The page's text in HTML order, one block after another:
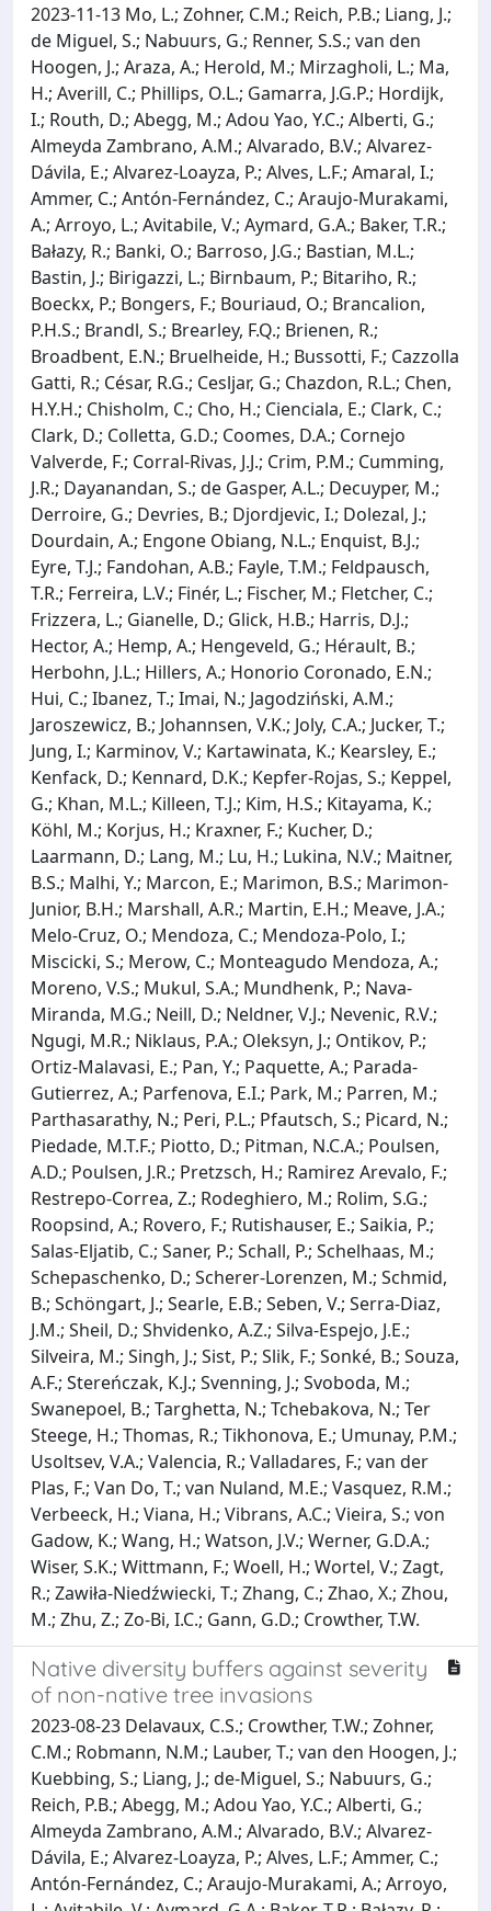
2023-11-13 Mo, L.; Zohner, C.M.; Reich, P.B.; Liang, J.;
de Miguel, S.; Nabuurs, G.; Renner, S.S.; van den
Hoogen, J.; Araza, A.; Herold, M.; Mirzagholi, L.; Ma,
H.; Averill, C.; Phillips, O.L.; Gamarra, J.G.P.; Hordijk,
I.; Routh, D.; Abegg, M.; Adou Yao, Y.C.; Alberti, G.;
Almeyda Zambrano, A.M.; Alvarado, B.V.; Alvarez-
Dávila, E.; Alvarez-Loayza, P.; Alves, L.F.; Amaral, I.;
Ammer, C.; Antón-Fernández, C.; Araujo-Murakami,
A.; Arroyo, L.; Avitabile, V.; Aymard, G.A.; Baker, T.R.;
Bałazy, R.; Banki, O.; Barroso, J.G.; Bastian, M.L.;
Bastin, J.; Birigazzi, L.; Birnbaum, P.; Bitariho, R.;
Boeckx, P.; Bongers, F.; Bouriaud, O.; Brancalion,
P.H.S.; Brandl, S.; Brearley, F.Q.; Brienen, R.;
Broadbent, E.N.; Bruelheide, H.; Bussotti, F.; Cazzolla
Gatti, R.; César, R.G.; Cesljar, G.; Chazdon, R.L.; Chen,
H.Y.H.; Chisholm, C.; Cho, H.; Cienciala, E.; Clark, C.;
Clark, D.; Colletta, G.D.; Coomes, D.A.; Cornejo
Valverde, F.; Corral-Rivas, J.J.; Crim, P.M.; Cumming,
J.R.; Dayanandan, S.; de Gasper, A.L.; Decuyper, M.;
Derroire, G.; Devries, B.; Djordjevic, I.; Dolezal, J.;
Dourdain, A.; Engone Obiang, N.L.; Enquist, B.J.;
Eyre, T.J.; Fandohan, A.B.; Fayle, T.M.; Feldpausch,
T.R.; Ferreira, L.V.; Finér, L.; Fischer, M.; Fletcher, C.;
Frizzera, L.; Gianelle, D.; Glick, H.B.; Harris, D.J.;
Hector, A.; Hemp, A.; Hengeveld, G.; Hérault, B.;
Herbohn, J.L.; Hillers, A.; Honorio Coronado, E.N.;
Hui, C.; Ibanez, T.; Imai, N.; Jagodziński, A.M.;
Jaroszewicz, B.; Johannsen, V.K.; Joly, C.A.; Jucker, T.;
Jung, I.; Karminov, V.; Kartawinata, K.; Kearsley, E.;
Kenfack, D.; Kennard, D.K.; Kepfer-Rojas, S.; Keppel,
G.; Khan, M.L.; Killeen, T.J.; Kim, H.S.; Kitayama, K.;
Köhl, M.; Korjus, H.; Kraxner, F.; Kucher, D.;
Laarmann, D.; Lang, M.; Lu, H.; Lukina, N.V.; Maitner,
B.S.; Malhi, Y.; Marcon, E.; Marimon, B.S.; Marimon-
Junior, B.H.; Marshall, A.R.; Martin, E.H.; Meave, J.A.;
Melo-Cruz, O.; Mendoza, C.; Mendoza-Polo, I.;
Miscicki, S.; Merow, C.; Monteagudo Mendoza, A.;
Moreno, V.S.; Mukul, S.A.; Mundhenk, P.; Nava-
Miranda, M.G.; Neill, D.; Neldner, V.J.; Nevenic, R.V.;
Ngugi, M.R.; Niklaus, P.A.; Oleksyn, J.; Ontikov, P.;
Ortiz-Malavasi, E.; Pan, Y.; Paquette, A.; Parada-
Gutierrez, A.; Parfenova, E.I.; Park, M.; Parren, M.;
Parthasarathy, N.; Peri, P.L.; Pfautsch, S.; Picard, N.;
Piedade, M.T.F.; Piotto, D.; Pitman, N.C.A.; Poulsen,
A.D.; Poulsen, J.R.; Pretzsch, H.; Ramirez Arevalo, F.;
Restrepo-Correa, Z.; Rodeghiero, M.; Rolim, S.G.;
Roopsind, A.; Rovero, F.; Rutishauser, E.; Saikia, P.;
Salas-Eljatib, C.; Saner, P.; Schall, P.; Schelhaas, M.;
Schepaschenko, D.; Scherer-Lorenzen, M.; Schmid,
B.; Schöngart, J.; Searle, E.B.; Seben, V.; Serra-Diaz,
J.M.; Sheil, D.; Shvidenko, A.Z.; Silva-Espejo, J.E.;
Silveira, M.; Singh, J.; Sist, P.; Slik, F.; Sonké, B.; Souza,
A.F.; Stereńczak, K.J.; Svenning, J.; Svoboda, M.;
Swanepoel, B.; Targhetta, N.; Tchebakova, N.; Ter
Steege, H.; Thomas, R.; Tikhonova, E.; Umunay, P.M.;
Usoltsev, V.A.; Valencia, R.; Valladares, F.; van der
Plas, F.; Van Do, T.; van Nuland, M.E.; Vasquez, R.M.;
Verbeeck, H.; Viana, H.; Vibrans, A.C.; Vieira, S.; von
Gadow, K.; Wang, H.; Watson, J.V.; Werner, G.D.A.;
Wiser, S.K.; Wittmann, F.; Woell, H.; Wortel, V.; Zagt,
R.; Zawiła-Niedźwiecki, T.; Zhang, C.; Zhao, X.; Zhou,
M.; Zhu, Z.; Zo-Bi, I.C.; Gann, G.D.; Crowther, T.W.
Native diversity buffers against severity
of non-native tree invasions
2023-08-23 Delavaux, C.S.; Crowther, T.W.; Zohner,
C.M.; Robmann, N.M.; Lauber, T.; van den Hoogen, J.;
Kuebbing, S.; Liang, J.; de-Miguel, S.; Nabuurs, G.;
Reich, P.B.; Abegg, M.; Adou Yao, Y.C.; Alberti, G.;
Almeyda Zambrano, A.M.; Alvarado, B.V.; Alvarez-
Dávila, E.; Alvarez-Loayza, P.; Alves, L.F.; Ammer, C.;
Antón-Fernández, C.; Araujo-Murakami, A.; Arroyo,